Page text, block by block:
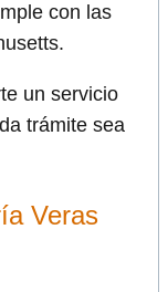
con las
un servicio
trámite sea
Veras